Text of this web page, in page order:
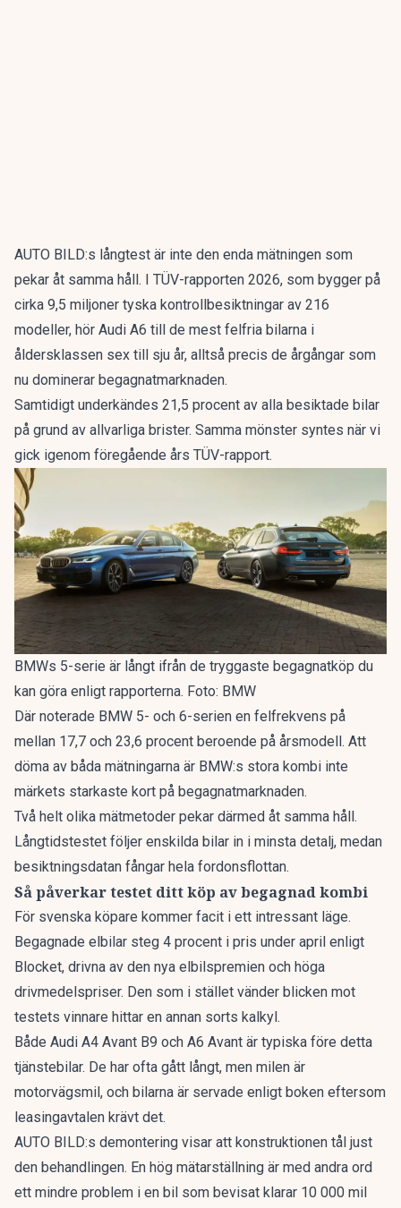
AUTO BILD:s långtest är inte den enda mätningen som
pekar åt samma håll. I TÜV-rapporten 2026, som bygger på
cirka 9,5 miljoner tyska kontrollbesiktningar av 216
modeller, hör Audi A6 till de mest felfria bilarna i
åldersklassen sex till sju år, alltså precis de årgångar som
nu dominerar begagnatmarknaden.
Samtidigt underkändes 21,5 procent av alla besiktade bilar
på grund av allvarliga brister. Samma mönster syntes när vi
gick igenom föregående års TÜV-rapport.
BMWs 5-serie är långt ifrån de tryggaste begagnatköp du
kan göra enligt rapporterna. Foto: BMW
Där noterade BMW 5- och 6-serien en felfrekvens på
mellan 17,7 och 23,6 procent beroende på årsmodell. Att
döma av båda mätningarna är BMW:s stora kombi inte
märkets starkaste kort på begagnatmarknaden.
Två helt olika mätmetoder pekar därmed åt samma håll.
Långtidstestet följer enskilda bilar in i minsta detalj, medan
besiktningsdatan fångar hela fordonsflottan.
Så påverkar testet ditt köp av begagnad kombi
För svenska köpare kommer facit i ett intressant läge.
Begagnade elbilar steg 4 procent i pris under april enligt
Blocket, drivna av den nya elbilspremien och höga
drivmedelspriser. Den som i stället vänder blicken mot
testets vinnare hittar en annan sorts kalkyl.
Både Audi A4 Avant B9 och A6 Avant är typiska före detta
tjänstebilar. De har ofta gått långt, men milen är
motorvägsmil, och bilarna är servade enligt boken eftersom
leasingavtalen krävt det.
AUTO BILD:s demontering visar att konstruktionen tål just
den behandlingen. En hög mätarställning är med andra ord
ett mindre problem i en bil som bevisat klarar 10 000 mil